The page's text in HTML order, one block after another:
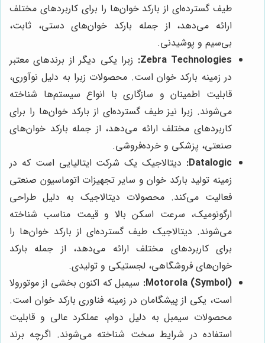
طیف گسترده‌ای از بارکد خوان‌ها را برای کاربردهای مختلف
ارائه می‌دهد، از جمله بارکد خوان‌های دستی، ثابت،
بی‌سیم و پوشیدنی.
Zebra Technologies: زبرا یکی دیگر از برندهای معتبر
در زمینه بارکد خوان است. محصولات زبرا به دلیل نوآوری،
قابلیت اطمینان و سازگاری با انواع سیستم‌ها شناخته
می‌شوند. زبرا نیز طیف گسترده‌ای از بارکد خوان‌ها را برای
کاربردهای مختلف ارائه می‌دهد، از جمله بارکد خوان‌های
صنعتی، پزشکی و خرده‌فروشی.
Datalogic: دیتالاجیک یک شرکت ایتالیایی است که در
زمینه تولید بارکد خوان و سایر تجهیزات اتوماسیون صنعتی
فعالیت می‌کند. محصولات دیتالاجیک به دلیل طراحی
ارگونومیک، سرعت اسکن بالا و قیمت مناسب شناخته
می‌شوند. دیتالاجیک طیف گسترده‌ای از بارکد خوان‌ها را
برای کاربردهای مختلف ارائه می‌دهد، از جمله بارکد
خوان‌های فروشگاهی، لجستیکی و تولیدی.
Motorola (Symbol): سیمبل که اکنون بخشی از موتورولا
است، یکی از پیشگامان در زمینه فناوری بارکد خوان است.
محصولات سیمبل به دلیل دوام، عملکرد عالی و قابلیت
استفاده در شرایط سخت شناخته می‌شوند. اگرچه برند